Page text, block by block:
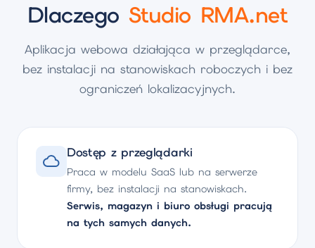
Dlaczego Studio RMA.net
Aplikacja webowa działająca w przeglądarce,
bez instalacji na stanowiskach roboczych i bez
ograniczeń lokalizacyjnych.
Dostęp z przeglądarki
Praca w modelu SaaS lub na serwerze
firmy, bez instalacji na stanowiskach.
Serwis, magazyn i biuro obsługi pracują
na tych samych danych.